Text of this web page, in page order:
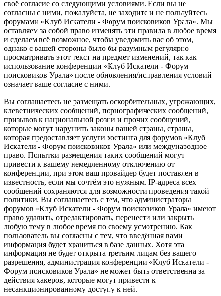
своё согласие со следующими условиями. Если вы не
согласны с ними, пожалуйста, не заходите и не пользуйтесь
форумами «Клуб Искатели - Форум поисковиков Урала». Мы
оставляем за собой право изменять эти правила в любое время
и сделаем всё возможное, чтобы уведомить вас об этом,
однако с вашей стороны было бы разумным регулярно
просматривать этот текст на предмет изменений, так как
использование конференции «Клуб Искатели - Форум
поисковиков Урала» после обновления/исправления условий
означает ваше согласие с ними.
Вы соглашаетесь не размещать оскорбительных, угрожающих,
клеветнических сообщений, порнографических сообщений,
призывов к национальной розни и прочих сообщений,
которые могут нарушить законы вашей страны, страны,
которая предоставляет услуги хостинга для форумов «Клуб
Искатели - Форум поисковиков Урала» или международное
право. Попытки размещения таких сообщений могут
привести к вашему немедленному отключению от
конференции, при этом ваш провайдер будет поставлен в
известность, если мы сочтём это нужным. IP-адреса всех
сообщений сохраняются для возможности проведения такой
политики. Вы соглашаетесь с тем, что администраторы
форумов «Клуб Искатели - Форум поисковиков Урала» имеют
право удалить, отредактировать, перенести или закрыть
любую тему в любое время по своему усмотрению. Как
пользователь вы согласны с тем, что введённая вами
информация будет храниться в базе данных. Хотя эта
информация не будет открыта третьим лицам без вашего
разрешения, администрация конференции «Клуб Искатели -
Форум поисковиков Урала» не может быть ответственна за
действия хакеров, которые могут привести к
несанкционированному доступу к ней.